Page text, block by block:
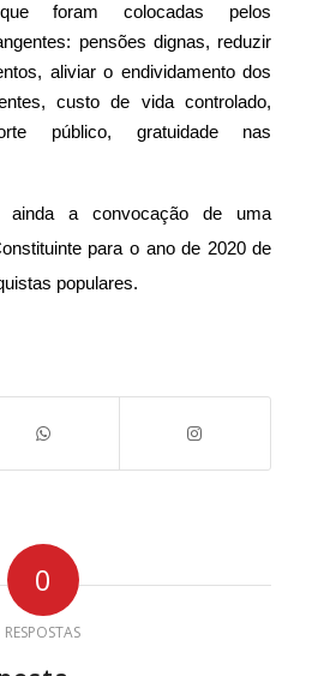
foram colocadas pelos
pensões dignas, reduzir
aliviar o endividamento dos
custo de vida controlado,
público, gratuidade nas
ainda a convocação de uma
para o ano de 2020 de
populares.
0
RESPOSTAS